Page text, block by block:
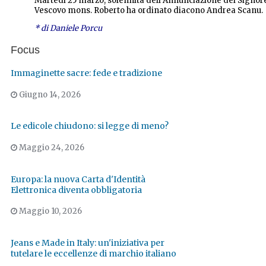
Vescovo mons. Roberto ha ordinato diacono Andrea Scanu.
* di Daniele Porcu
Focus
Immaginette sacre: fede e tradizione
Giugno 14, 2026
Le edicole chiudono: si legge di meno?
Maggio 24, 2026
Europa: la nuova Carta d'Identità
Elettronica diventa obbligatoria
Maggio 10, 2026
Jeans e Made in Italy: un'iniziativa per
tutelare le eccellenze di marchio italiano